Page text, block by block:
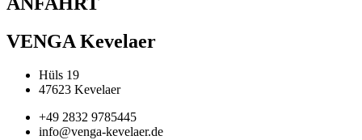
VENGA Kevelaer
Hüls 19
47623 Kevelaer
+49 2832 9785445
info@venga-kevelaer.de